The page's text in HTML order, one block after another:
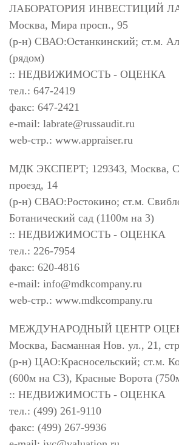
ЛАБОРАТОРИЯ ИНВЕСТИЦИЙ
Москва, Мира просп., 95
(р-н) СВАО:Останкинский; ст.м.
(рядом)
:: НЕДВИЖИМОСТЬ - ОЦЕНКА
тел.: 647-2419
факс: 647-2421
e-mail: labrate@russaudit.ru
web-стр.: www.appraiser.ru
МДК ЭКСПЕРТ; 129343, Москва,
проезд, 14
(р-н) СВАО:Ростокино; ст.м.
Ботанический сад (1100м на З)
:: НЕДВИЖИМОСТЬ - ОЦЕНКА
тел.: 226-7954
факс: 620-4816
e-mail: info@mdkcompany.ru
web-стр.: www.mdkcompany.ru
МЕЖДУНАРОДНЫЙ ЦЕНТР
Москва, Басманная Нов. ул., 21,
(р-н) ЦАО:Красносельский; ст.м.
(600м на СЗ), Красные Ворота
:: НЕДВИЖИМОСТЬ - ОЦЕНКА
тел.: (499) 261-9110
факс: (499) 267-9936